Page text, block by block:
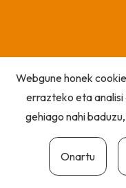
Webgune honek
errazteko eta
gehiago nahi
Onartu